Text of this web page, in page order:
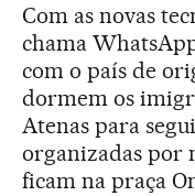
Com as novas
chama
com o país de
dormem os
Atenas para
organizadas por
ficam na praça